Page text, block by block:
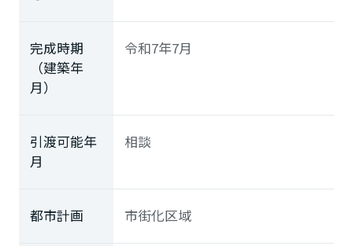
完成時期
（建築年
月）
令和7年7月
引渡可能年
月
相談
都市計画 市街化区域